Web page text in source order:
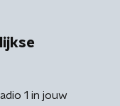
1 in jouw